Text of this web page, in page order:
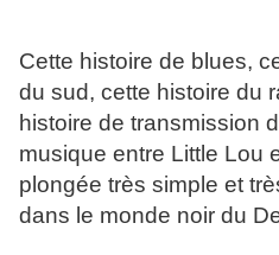
Cette histoire de blues,
du sud, cette histoire du
histoire de transmission
musique entre Little Lou
plongée très simple et
dans le monde noir du